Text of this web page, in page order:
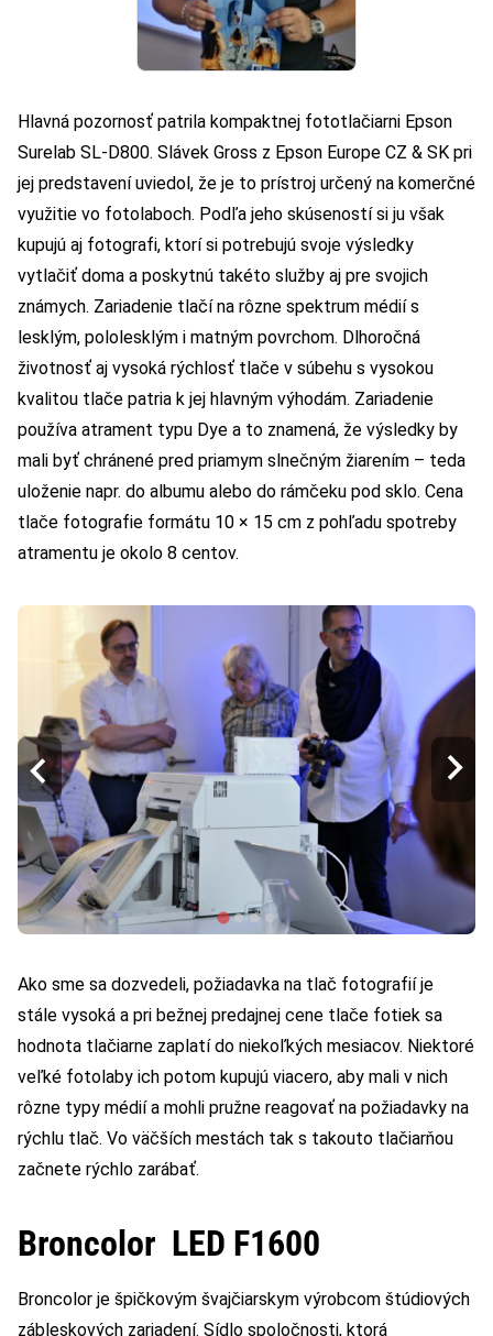
Hlavná pozornosť patrila kompaktnej fototlačiarni Epson
Surelab SL-D800. Slávek Gross z Epson Europe CZ & SK pri
jej predstavení uviedol, že je to prístroj určený na komerčné
využitie vo fotolaboch. Podľa jeho skúseností si ju však
kupujú aj fotografi, ktorí si potrebujú svoje výsledky
vytlačiť doma a poskytnú takéto služby aj pre svojich
známych. Zariadenie tlačí na rôzne spektrum médií s
lesklým, pololesklým i matným povrchom. Dlhoročná
životnosť aj vysoká rýchlosť tlače v súbehu s vysokou
kvalitou tlače patria k jej hlavným výhodám. Zariadenie
používa atrament typu Dye a to znamená, že výsledky by
mali byť chránené pred priamym slnečným žiarením – teda
uloženie napr. do albumu alebo do rámčeku pod sklo. Cena
tlače fotografie formátu 10 × 15 cm z pohľadu spotreby
atramentu je okolo 8 centov.
Ako sme sa dozvedeli, požiadavka na tlač fotografií je
stále vysoká a pri bežnej predajnej cene tlače fotiek sa
hodnota tlačiarne zaplatí do niekoľkých mesiacov. Niektoré
veľké fotolaby ich potom kupujú viacero, aby mali v nich
rôzne typy médií a mohli pružne reagovať na požiadavky na
rýchlu tlač. Vo väčších mestách tak s takouto tlačiarňou
začnete rýchlo zarábať.
Broncolor LED F1600
Broncolor je špičkovým švajčiarskym výrobcom štúdiových
zábleskových zariadení. Sídlo spoločnosti, ktorá